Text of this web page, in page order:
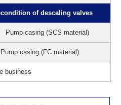
of descaling valves
Pump casing (SCS material)
casing (FC material)
business